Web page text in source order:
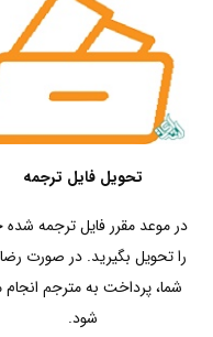
تحویل فایل ترجمه
در موعد مقرر فایل ترجمه
را تحویل بگیرید. در صورت
شما، پرداخت به مترجم
شود.